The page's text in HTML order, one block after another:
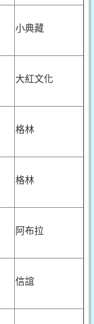
小典藏
大紅文化
格林
格林
阿布拉
信誼